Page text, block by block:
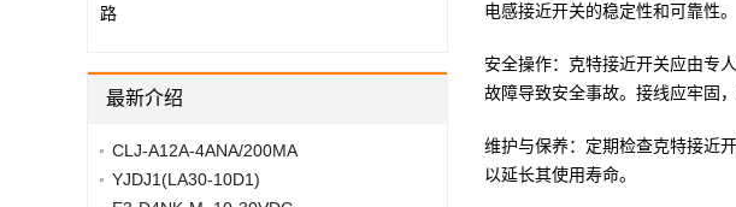
电感接近开关的稳定性和可靠性。
安全操作：克特接近开关应由专
故障导致安全事故。接线应牢固
维护与保养：定期检查克特接近
以延长其使用寿命。
路
最新介绍
CLJ-A12A-4ANA/200MA
YJDJ1(LA30-10D1)